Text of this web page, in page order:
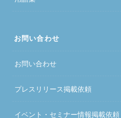
お問い合わせ
お問い合わせ
プレスリリース掲載依頼
イベント・セミナー情報掲載依頼